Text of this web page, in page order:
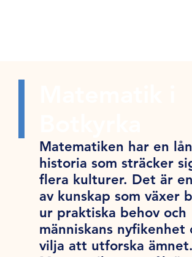
Matematiken har en
historia som sträcker
flera kulturer. Det är
av kunskap som växer
ur praktiska behov och
människans nyfikenhet
vilja att utforska ämnet.